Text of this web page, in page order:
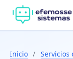
Inicio / Servicios